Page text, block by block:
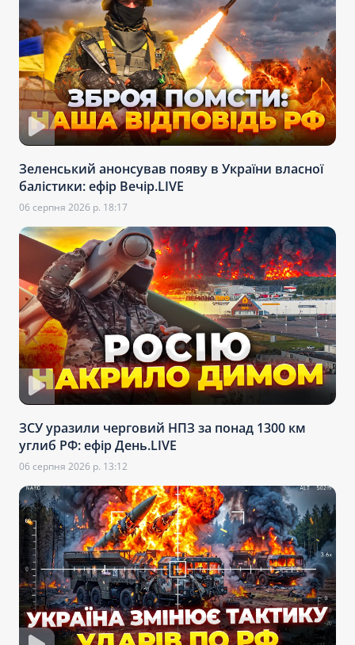
Зеленський анонсував появу в України власної
балістики: ефір Вечір.LIVE
06 серпня 2026 р. 18:17
ЗСУ уразили черговий НПЗ за понад 1300 км
углиб РФ: ефір День.LIVE
06 серпня 2026 р. 13:12